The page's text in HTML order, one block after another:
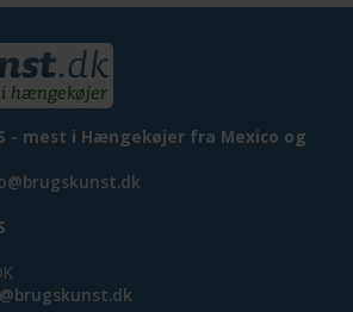
- mest i Hængekøjer fra Mexico og